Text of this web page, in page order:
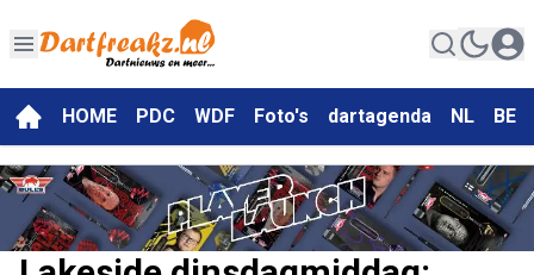
HOME PDC WDF Foto's dartagenda NL BE